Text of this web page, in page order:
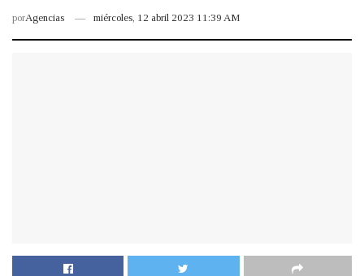
porAgencias miércoles, 12 abril 2023 11:39 AM